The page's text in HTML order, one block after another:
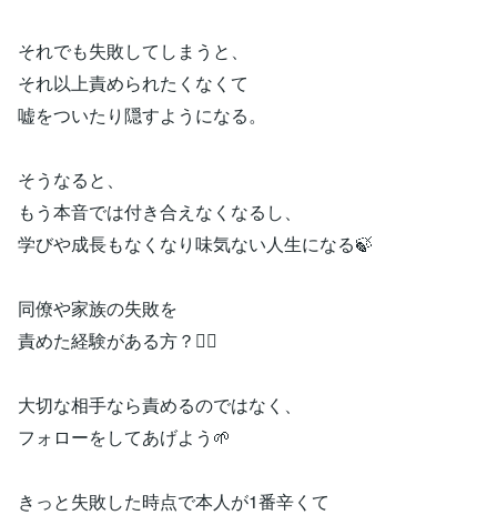
それでも失敗してしまうと、
それ以上責められたくなくて
嘘をついたり隠すようになる。
そうなると、
もう本音では付き合えなくなるし、
学びや成長もなくなり味気ない人生になる🍃
同僚や家族の失敗を
責めた経験がある方？🙋‍♀️
大切な相手なら責めるのではなく、
フォローをしてあげよう🌱
きっと失敗した時点で本人が1番辛くて